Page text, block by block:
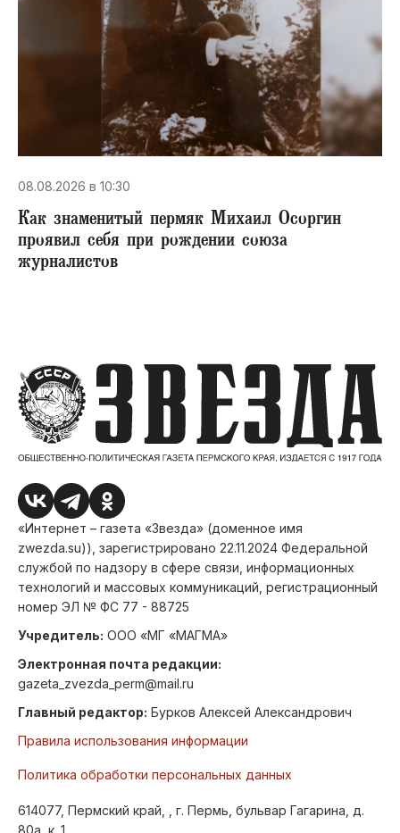
08.08.2026 в 10:30
​Как знаменитый пермяк Михаил Осоргин
проявил себя при рождении союза
журналистов
«Интернет – газета «Звезда» (доменное имя
zwezda.su)), зарегистрировано 22.11.2024 Федеральной
службой по надзору в сфере связи, информационных
технологий и массовых коммуникаций, регистрационный
номер ЭЛ № ФС 77 - 88725
Учредитель: ООО «МГ «МАГМА»
Электронная почта редакции:
gazeta_zvezda_perm@mail.ru
Главный редактор: Бурков Алексей Александрович
Правила использования информации
Политика обработки персональных данных
614077, Пермский край, , г. Пермь, бульвар Гагарина, д.
80а, к. 1